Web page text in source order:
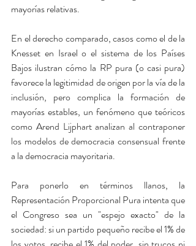
mayorías relativas.
En el derecho comparado, casos como el de la
Knesset en Israel o el sistema de los Países
Bajos ilustran cómo la RP pura (o casi pura)
favorece la legitimidad de origen por la vía de la
inclusión, pero complica la formación de
mayorías estables, un fenómeno que teóricos
como Arend Lijphart analizan al contraponer
los modelos de democracia consensual frente
a la democracia mayoritaria.
Para ponerlo en términos llanos, la
Representación Proporcional Pura intenta que
el Congreso sea un "espejo exacto" de la
sociedad: si un partido pequeño recibe el 1% de